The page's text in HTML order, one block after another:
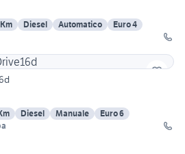
Diesel Automatico
Euro 4
Diesel Manuale
Euro 6